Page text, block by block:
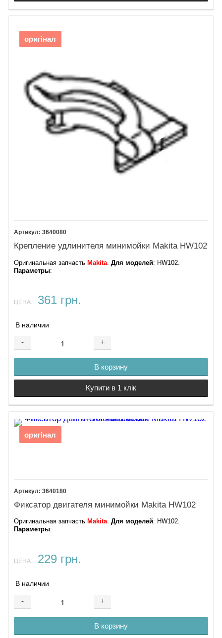
оригінал
3640080
Крепление удлинителя минимойки Makita HW102
Оригинальная запчасть Makita .Для моделей: HW102.
Параметры:
ЦЕНА: 361 грн.
В наличии
- +
В корзину
Купити в 1 клік
оригінал
3640180
Фиксатор двигателя минимойки Makita HW102
Оригинальная запчасть Makita.Для моделей: HW102.
Параметры:
ЦЕНА: 229 грн.
В наличии
- +
В корзину